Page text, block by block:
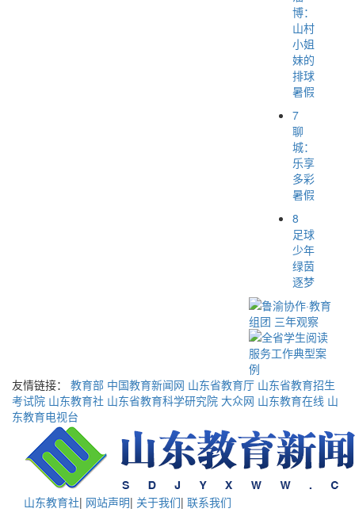
博：
山村
小姐
妹的
排球
暑假
7
聊
城：
乐享
多彩
暑假
8
足球
少年
绿茵
逐梦
友情链接： 教育部 中国教育新闻网 山东省教育厅 山东省教育招生
考试院 山东教育社 山东省教育科学研究院 大众网 山东教育在线 山
东教育电视台
山东教育社| 网站声明| 关于我们| 联系我们